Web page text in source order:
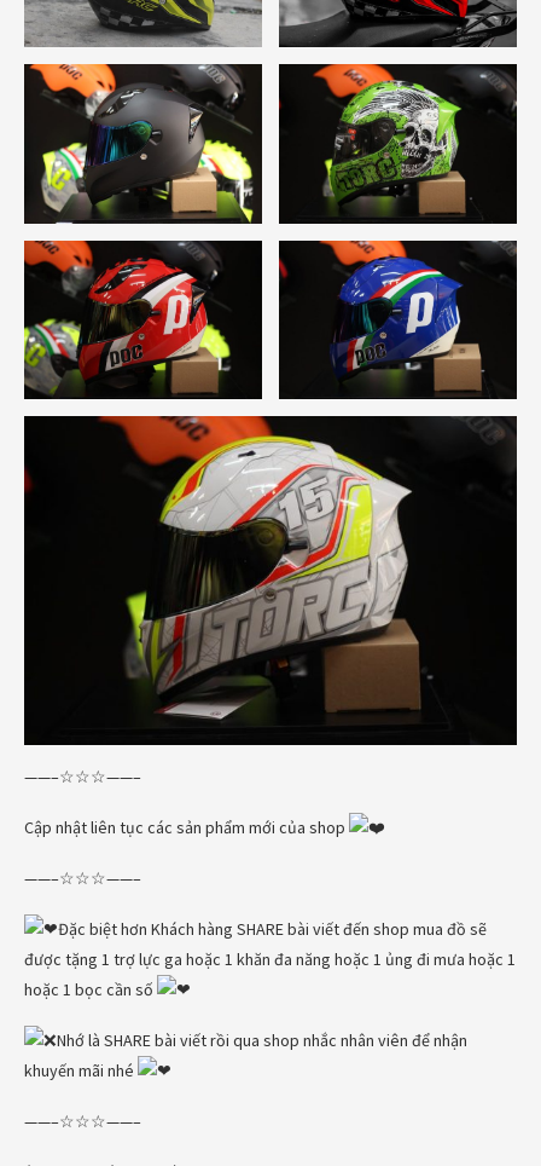
——–☆☆☆——–
Cập nhật liên tục các sản phẩm mới của shop
——–☆☆☆——–
Đặc biệt hơn Khách hàng SHARE bài viết đến shop mua đồ sẽ
được tặng 1 trợ lực ga hoặc 1 khăn đa năng hoặc 1 ủng đi mưa hoặc 1
hoặc 1 bọc cần số
Nhớ là SHARE bài viết rồi qua shop nhắc nhân viên để nhận
khuyến mãi nhé
——–☆☆☆——–